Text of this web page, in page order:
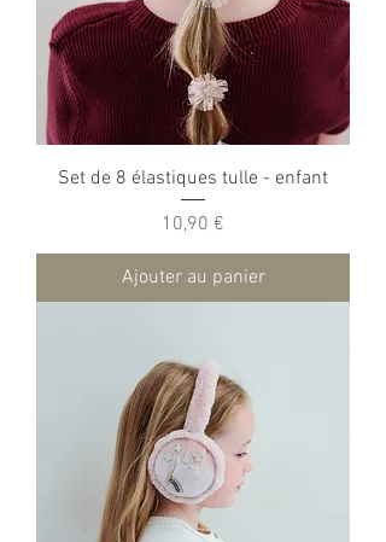
Set de 8 élastiques tulle - enfant
Prix
10,90 €
Ajouter au panier